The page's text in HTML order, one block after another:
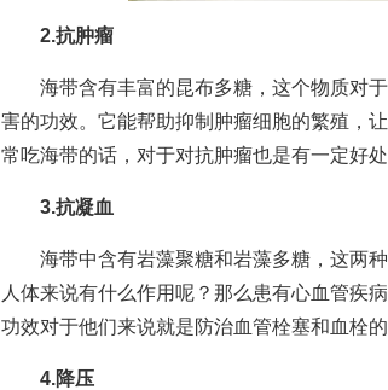
2.抗肿瘤
海带含有丰富的昆布多糖，这个物质对于
害的功效。它能帮助抑制肿瘤细胞的繁殖，
常吃海带的话，对于对抗肿瘤也是有一定好处
3.抗凝血
海带中含有岩藻聚糖和岩藻多糖，这两种
人体来说有什么作用呢？那么患有心血管疾
功效对于他们来说就是防治血管栓塞和血栓的
4.降压